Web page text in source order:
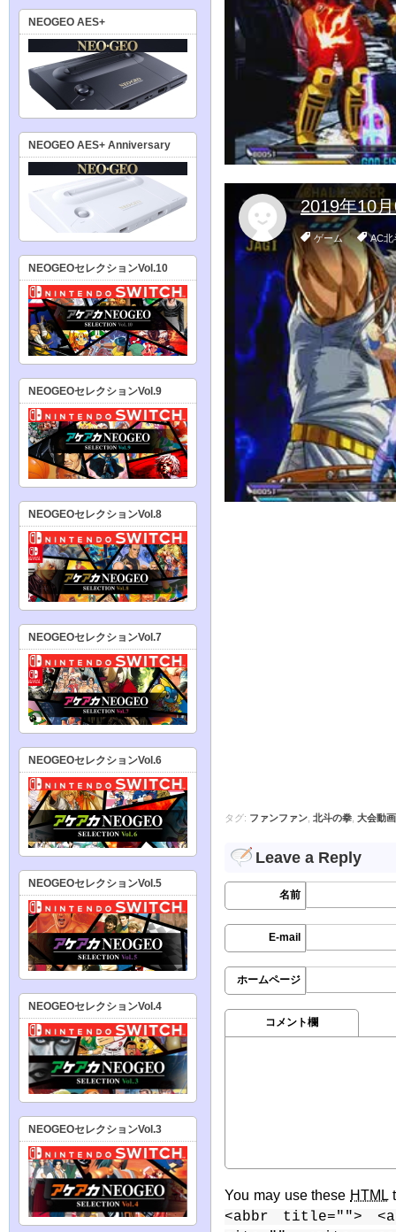
タグ: ファンファン 北斗の拳 大会動画
Leave a Reply
名前
E-mail
ホームページ
コメント欄
You may use these HTML
<abbr title="">
NEOGEO AES+
NEOGEO AES+ Anniversary
NEOGEOセレクションVol.10
NEOGEOセレクションVol.9
NEOGEOセレクションVol.8
NEOGEOセレクションVol.7
NEOGEOセレクションVol.6
NEOGEOセレクションVol.5
NEOGEOセレクションVol.4
NEOGEOセレクションVol.3